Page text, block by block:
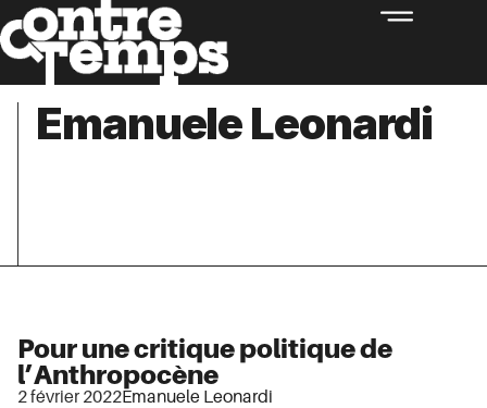
Emanuele Leonardi
Pour une critique politique de
l’Anthropocène
2 février 2022Emanuele Leonardi